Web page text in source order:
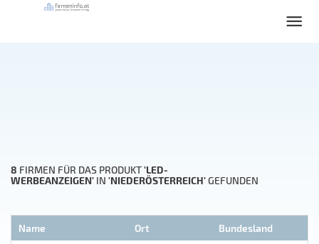
8 FIRMEN FÜR DAS PRODUKT'LED-
WERBEANZEIGEN' IN 'NIEDERÖSTERREICH'GEFUNDEN
Name Ort Bundesland